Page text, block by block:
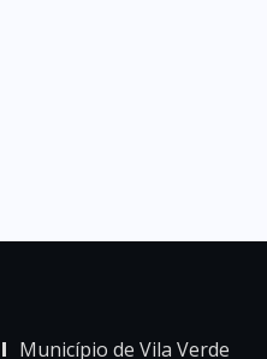
Município de Vila Verde